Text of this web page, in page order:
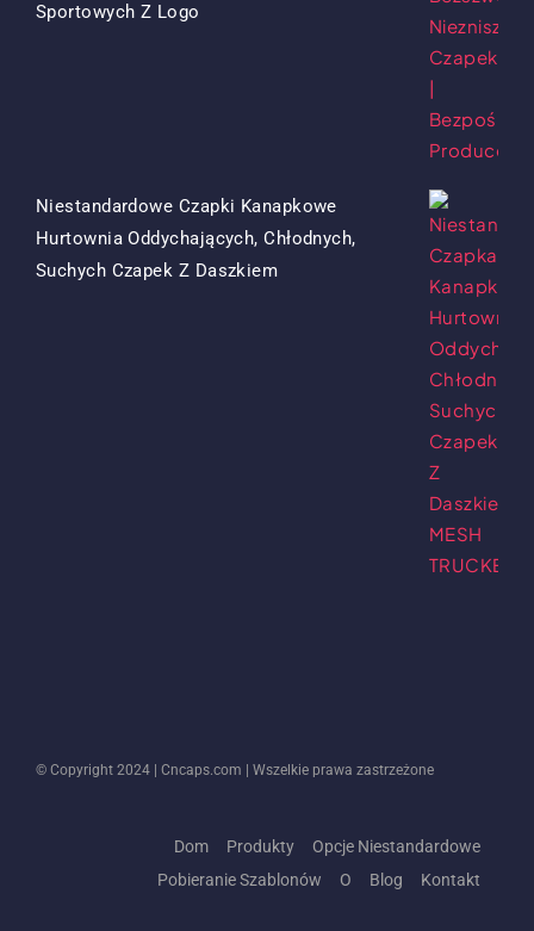
Sportowych Z Logo
Niestandardowe Czapki Kanapkowe
Hurtownia Oddychających, Chłodnych,
Suchych Czapek Z DaszkiemOryginalna
Obecna
© Copyright 2024 | Cncaps.com | Wszelkie prawa zastrzeżone
Dom Produkty
Opcje Niestandardowe
Pobieranie Szablonów
O Blog Kontakt